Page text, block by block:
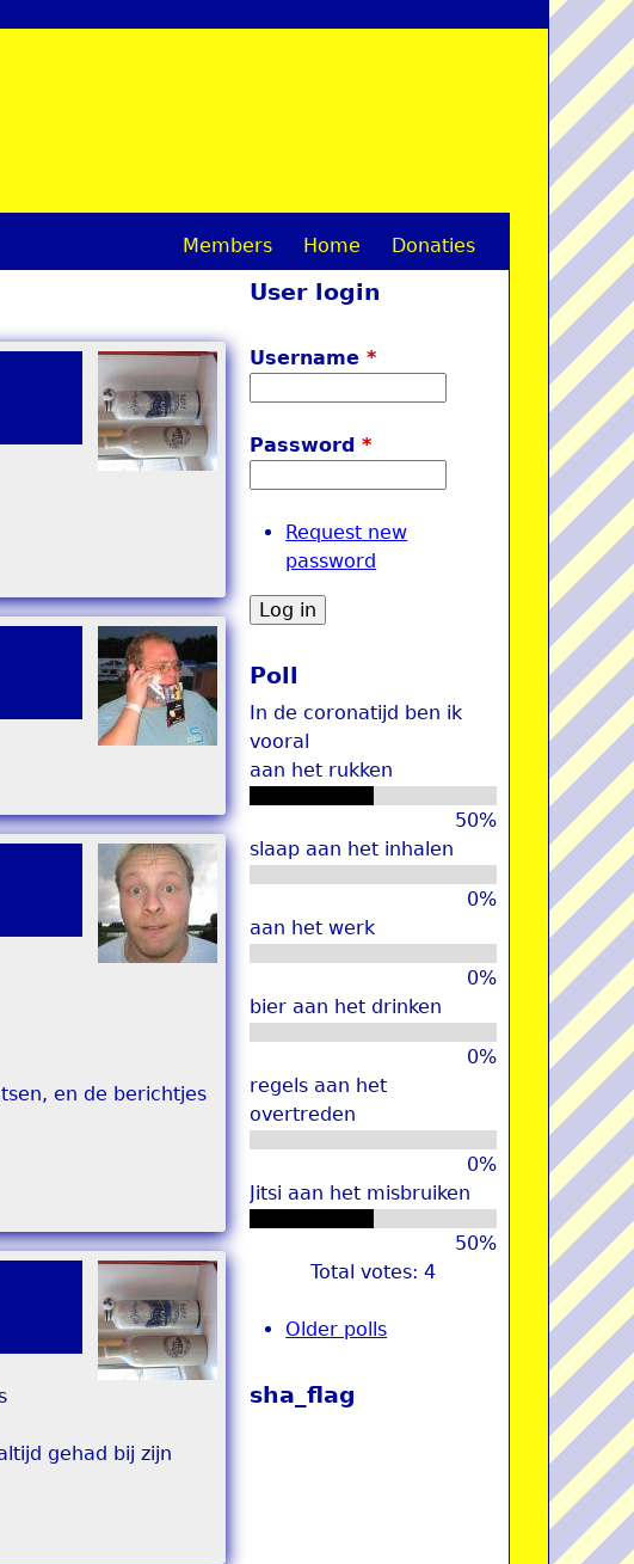
en de berichtjes
gehad bij zijn
M
i
n
m
Members Home Donaties
User login
Username*
Password*
Request new
password
Poll
In de coronatijd ben ik
vooral
aan het rukken
50%
slaap aan het inhalen
0%
aan het werk
0%
bier aan het drinken
0%
regels aan het
overtreden
0%
Jitsi aan het misbruiken
50%
Total votes: 4
Older polls
sha_flag